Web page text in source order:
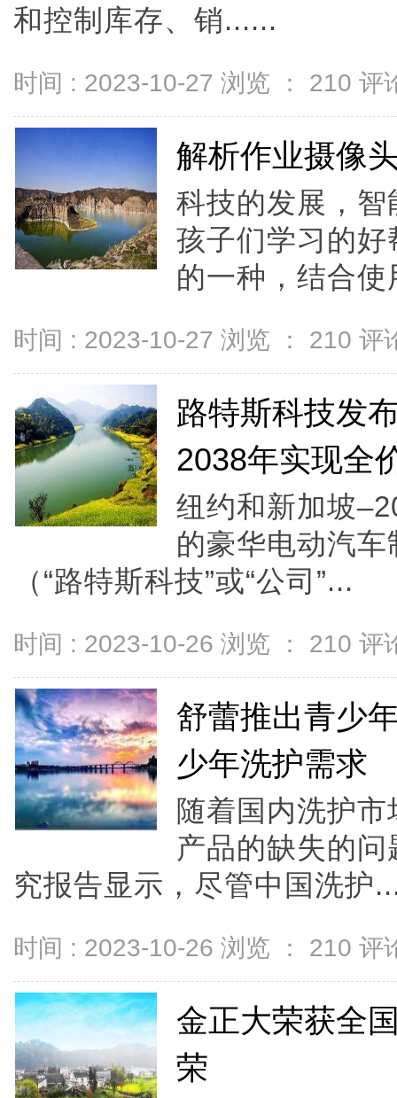
和控制库存、销......
时间 : 2023-10-27 浏览 ： 210 评
解析作业摄像
科技的发展，
孩子们学习的
的一种，结合
时间 : 2023-10-27 浏览 ： 210 评
路特斯科技发
2038年实现全
纽约和新加坡
的豪华电动汽
（“路特斯科技”或“公司”...
时间 : 2023-10-26 浏览 ： 210 评
舒蕾推出青少
少年洗护需求
随着国内洗护
产品的缺失的
究报告显示，尽管中国洗护
时间 : 2023-10-26 浏览 ： 210 评
金正大荣获全
荣